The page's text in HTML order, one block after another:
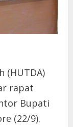
(HUTDA)
rapat
Bupati
(22/9).